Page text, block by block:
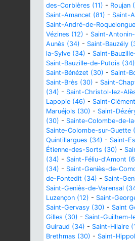
des-Corbières (11) - Roujan
Saint-Amancet (81) - Saint-
Saint-André-de-
Vézines (12) - Saint-
Aunès (34) - Saint-Bauzély
la-Sylve (34) - Saint-
Saint-Bauzille-de-Putois (34)
Saint-Bénézet (30) - Saint-
Saint-Brès (30) - Saint-
(34) - Saint-Christol-lez-
Lapopie (46) - Saint-
Maruéjols (30) - Saint-
(30) - Sainte-Colombe-de-
Sainte-Colombe-sur-Guette
Quintillargues (34) - Saint-
Étienne-des-Sorts (30) -
(34) - Saint-Féliu-d'Amont
(34) - Saint-Geniès-de-
de-Fontedit (34) - Saint-
Saint-Geniès-de-Varensal
Luzençon (12) - Saint-
Saint-Gervasy (30) - Saint
Gilles (30) - Saint-Guilhem-
Guiraud (34) - Saint-Hilaire
Brethmas (30) - Saint-